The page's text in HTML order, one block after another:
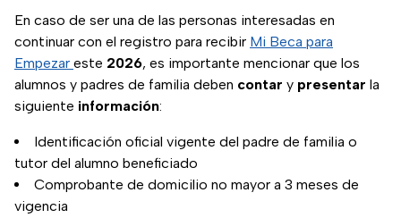
En caso de ser una de las personas interesadas en
continuar con el registro para recibir Mi Beca para
Empezar este 2026, es importante mencionar que los
alumnos y padres de familia deben contar y presentar la
siguiente información:
Identificación oficial vigente del padre de familia o
tutor del alumno beneficiado
Comprobante de domicilio no mayor a 3 meses de
vigencia